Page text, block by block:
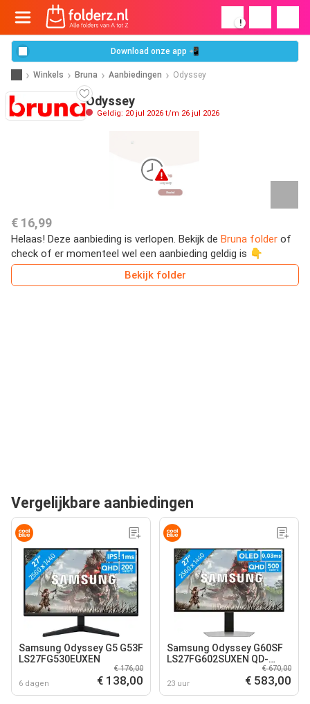
!
Download onze app 📲
Winkels Bruna Aanbiedingen Odyssey
Odyssey
Geldig: 20 jul 2026 t/m 26 jul 2026
€ 16,99
Helaas! Deze aanbieding is verlopen. Bekijk de Bruna folder of
check of er momenteel wel een aanbieding geldig is 👇
Bekijk folder
Vergelijkbare aanbiedingen
Samsung Odyssey G5 G53F
LS27FG530EUXEN
6 dagen
€ 176,00
€ 138,00
Samsung Odyssey G60SF
LS27FG602SUXEN QD-
23 uur
€ 670,00
€ 583,00